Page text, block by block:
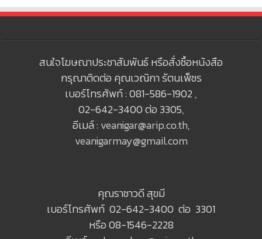
สนใจโฆษณาประชาสัมพันธ์ หรือสั่งซื้อหนังสือ
กรุณาติดต่อ คุณเวณิกา รัตนเพ็ชร
เบอร์โทรศัพท์ : 081-586-1902 ,
02-642-3400 ต่อ 3305,
อีเมล์ : veanigar@arip.co.th,
veanigarmay@gmail.com
คุณราชาวดี สุขมี
เบอร์โทรศัพท์ 02-642-3400 ต่อ 3301
หรือ 08-1546-2228